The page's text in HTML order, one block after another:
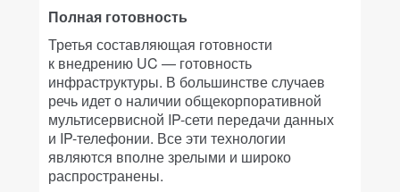
Полная готовность
Третья составляющая готовности
к внедрению UC — готовность
инфраструктуры. В большинстве случаев
речь идет о наличии общекорпоративной
мультисервисной IP-сети передачи данных
и IP-телефонии. Все эти технологии
являются вполне зрелыми и широко
распространены.